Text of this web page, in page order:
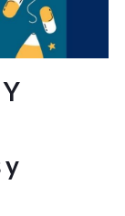
y